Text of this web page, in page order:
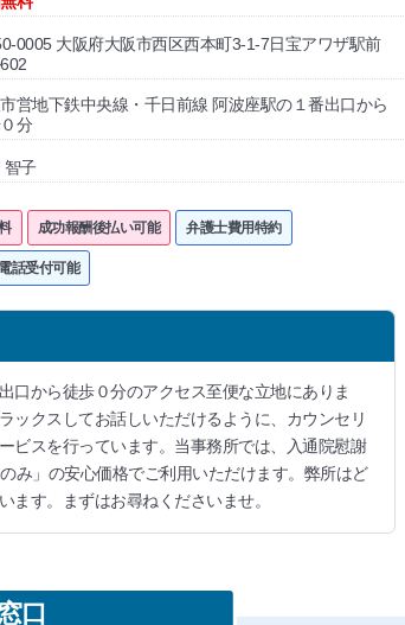
0005 大阪府大阪市西区西本町3-1-7日宝アワザ駅前
営地下鉄中央線・千日前線 阿波座駅の１番出口から
分
智子
成功報酬後払い可能 弁護士費用特約
話受付可能
口から徒歩０分のアクセス至便な立地にありま
ックスしてお話しいただけるように、カウンセリ
ビスを行っています。当事務所では、入通院慰謝
み」の安心価格でご利用いただけます。弊所はど
す。まずはお尋ねくださいませ。
口